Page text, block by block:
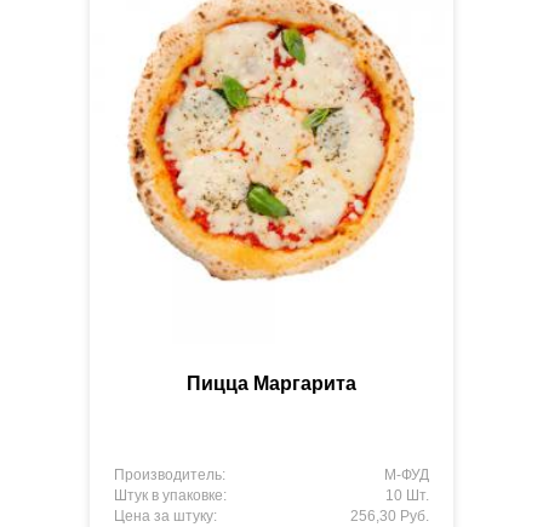
Пицца Маргарита
Производитель:
М-ФУД
Штук в упаковке:
10 Шт.
Цена за штуку:
256,30 Руб.